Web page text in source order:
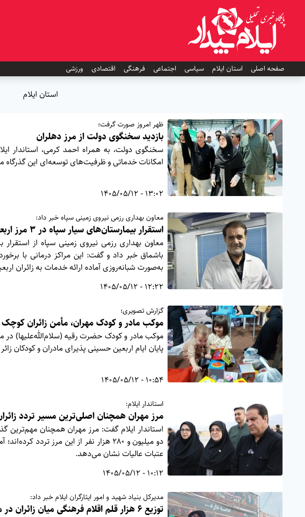
صفحه اصلی
استان ایلام سیاسی اجتماعی فرهنگی اقتصادی ورزشی
استان ایلام
ظهر امروز صورت گرفت؛
بازدید سخنگوی دولت از مرز دهلران
سخنگوی دولت، به همراه احمد کرمی، استاندار
امکانات خدماتی و ظرفیت‌های توسعه‌ای این گذرگاه
13:02 - 1405/05/12
معاون بهداری رزمی نیروی زمینی سپاه خبر داد:
استقرار بیمارستان‌های سیار سپاه در ۳ مرز اربعینی
معاون بهداری رزمی نیروی زمینی سپاه از
باشماق خبر داد و گفت: این مراکز درمانی با
به‌صورت شبانه‌روزی آماده ارائه خدمات به زائران
12:22 - 1405/05/12
گزارش تصویری؛
موکب مادر و کودک مهران، مأمن زائران کوچک
موکب مادر و کودک حضرت رقیه (سلام‌الله‌علیها) در
پایان ایام اربعین حسینی پذیرای مادران و کودکان
10:54 - 1405/05/12
استاندار ایلام:
مرز مهران همچنان اصلی‌ترین مسیر تردد
استاندار ایلام گفت: مرز مهران همچنان مهم‌ترین
دو میلیون و ۲۸۰ هزار نفر از این مرز
عتبات عالیات نشان می‌دهد.
10:12 - 1405/05/12
مدیرکل بنیاد شهید و امور ایثارگران ایلام خبر داد:
توزیع ۶ هزار قلم اقلام فرهنگی میان زائران در مهران